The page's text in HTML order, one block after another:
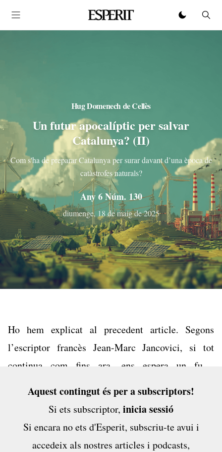
Hug Domenech de Cellès
Un futur apocalíptic per salvar
Catalunya? (II)
Com s'ha de preparar Catalunya per surar davant d’una època de
catàstrofes naturals?
Any 6 Núm. 130
diumenge, 18 de maig de 2025
Ho hem explicat al precedent article. Segons
l’escriptor francès Jean-Marc Jancovici, si tot
continua com fins ara, ens espera un futur
bé, quedaria una segona opció, una sobrietat,
«lliurement» escollida. Es podria...
Aquest contingut és per a subscriptors!
Si ets subscriptor, inicia sessió
Si encara no ets d'Esperit, subscriu-te avui i
accedeix als nostres articles i podcasts,